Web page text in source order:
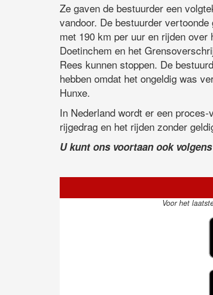
Ze gaven de bestuurder een
vandoor. De bestuurder
met 190 km per uur en rijden
Doetinchem en het
Rees kunnen stoppen. De
hebben omdat het ongeldig was
Hunxe.
In Nederland wordt er een
rijgedrag en het rijden zonder
U kunt ons voortaan ook
Voor het